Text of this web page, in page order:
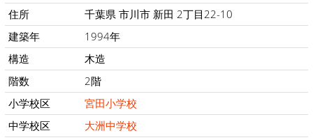
住所
千葉県 市川市 新田 2丁目22-10
建築年
1994年
構造
木造
階数
2階
小学校区
宮田小学校
中学校区
大洲中学校